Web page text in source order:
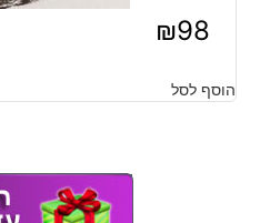
₪98
הוסף לסל